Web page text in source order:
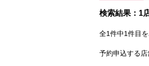
検索結果：1
全1件中1件目
予約申込する店